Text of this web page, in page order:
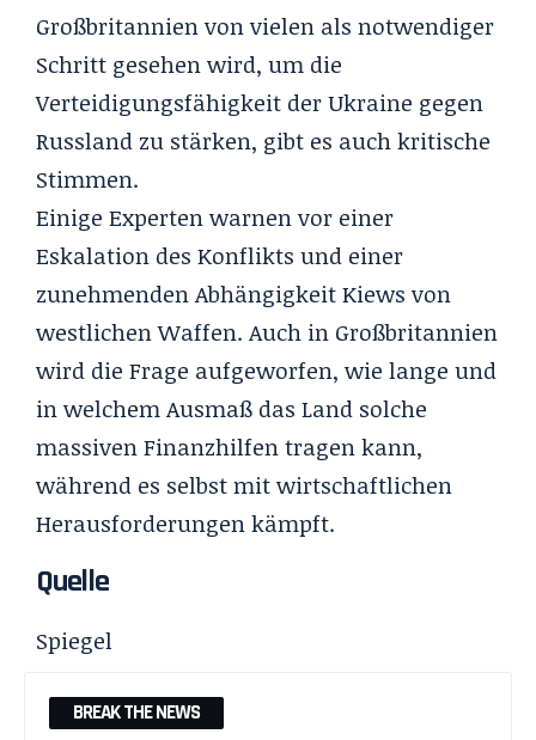
Großbritannien von vielen als notwendiger
Schritt gesehen wird, um die
Verteidigungsfähigkeit der Ukraine gegen
Russland zu stärken, gibt es auch kritische
Stimmen.
Einige Experten warnen vor einer
Eskalation des Konflikts und einer
zunehmenden Abhängigkeit Kiews von
westlichen Waffen. Auch in Großbritannien
wird die Frage aufgeworfen, wie lange und
in welchem Ausmaß das Land solche
massiven Finanzhilfen tragen kann,
während es selbst mit wirtschaftlichen
Herausforderungen kämpft.
Quelle
Spiegel
BREAK THE NEWS